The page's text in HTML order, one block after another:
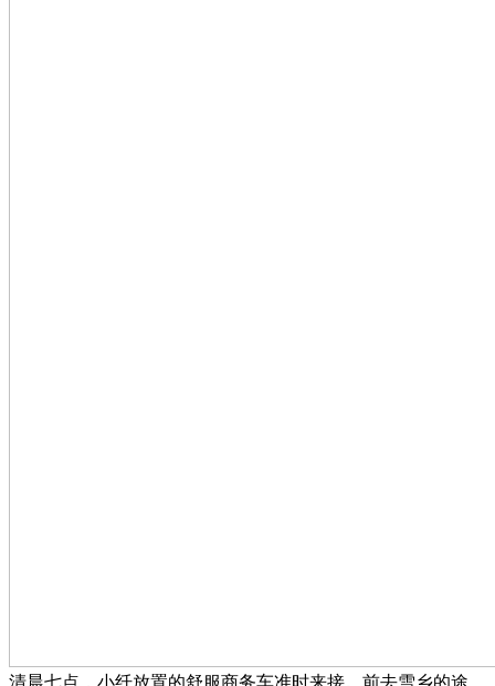
清晨七点，小纤放置的舒服商务车准时来接。前去雪乡的途